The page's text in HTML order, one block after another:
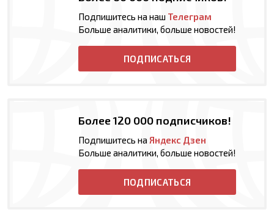
Подпишитесь на наш Телеграм
Больше аналитики, больше новостей!
ПОДПИСАТЬСЯ
Более 120 000 подписчиков!
Подпишитесь на Яндекс Дзен
Больше аналитики, больше новостей!
ПОДПИСАТЬСЯ